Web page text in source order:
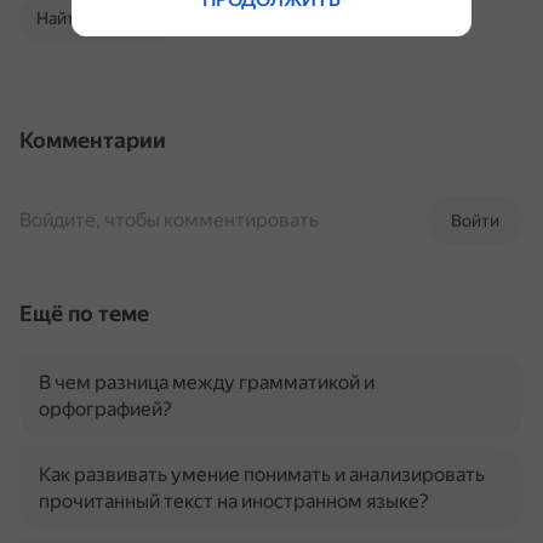
Найти в Поиске
Комментарии
Войти
Войдите, чтобы комментировать
Ещё по теме
В чем разница между грамматикой и
орфографией?
Как развивать умение понимать и анализировать
прочитанный текст на иностранном языке?